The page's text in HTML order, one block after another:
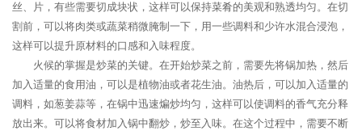
丝、片，有些需要切成块状，这样可以保持菜肴的美观和熟透均匀。在切
割前，可以将肉类或蔬菜稍微腌制一下，用一些调料和少许水混合浸泡，
这样可以提升原材料的口感和入味程度。
火候的掌握是炒菜的关键。在开始炒菜之前，需要先将锅加热，然后
加入适量的食用油，可以是植物油或者花生油。油热后，可以加入适量的
调料，如葱姜蒜等，在锅中迅速煸炒均匀，这样可以使调料的香气充分释
放出来。可以将食材加入锅中翻炒，炒至入味。在这个过程中，需要不断